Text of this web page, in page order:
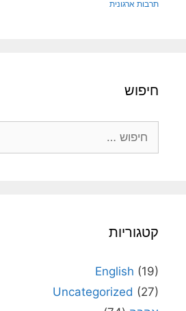
תרבות ארגונית
חיפוש
קטגוריות
English (19)
Uncategorized (27)